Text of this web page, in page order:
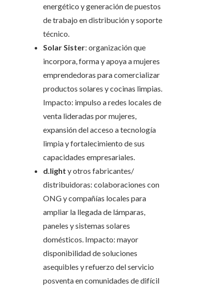
energético y generación de puestos
de trabajo en distribución y soporte
técnico.
Solar Sister: organización que
incorpora, forma y apoya a mujeres
emprendedoras para comercializar
productos solares y cocinas limpias.
Impacto: impulso a redes locales de
venta lideradas por mujeres,
expansión del acceso a tecnología
limpia y fortalecimiento de sus
capacidades empresariales.
d.light y otros fabricantes/
distribuidoras: colaboraciones con
ONG y compañías locales para
ampliar la llegada de lámparas,
paneles y sistemas solares
domésticos. Impacto: mayor
disponibilidad de soluciones
asequibles y refuerzo del servicio
posventa en comunidades de difícil